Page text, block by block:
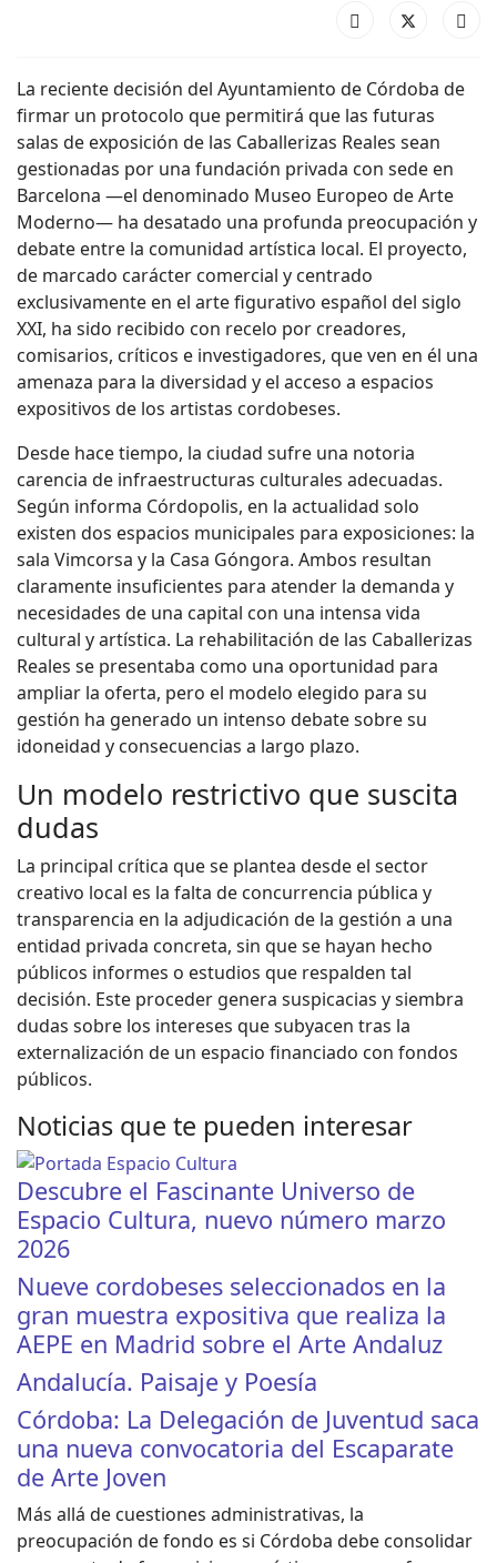
La reciente decisión del Ayuntamiento de Córdoba de
firmar un protocolo que permitirá que las futuras
salas de exposición de las Caballerizas Reales sean
gestionadas por una fundación privada con sede en
Barcelona —el denominado Museo Europeo de Arte
Moderno— ha desatado una profunda preocupación y
debate entre la comunidad artística local. El proyecto,
de marcado carácter comercial y centrado
exclusivamente en el arte figurativo español del siglo
XXI, ha sido recibido con recelo por creadores,
comisarios, críticos e investigadores, que ven en él una
amenaza para la diversidad y el acceso a espacios
expositivos de los artistas cordobeses.
Desde hace tiempo, la ciudad sufre una notoria
carencia de infraestructuras culturales adecuadas.
Según informa Córdopolis, en la actualidad solo
existen dos espacios municipales para exposiciones: la
sala Vimcorsa y la Casa Góngora. Ambos resultan
claramente insuficientes para atender la demanda y
necesidades de una capital con una intensa vida
cultural y artística. La rehabilitación de las Caballerizas
Reales se presentaba como una oportunidad para
ampliar la oferta, pero el modelo elegido para su
gestión ha generado un intenso debate sobre su
idoneidad y consecuencias a largo plazo.
Un modelo restrictivo que suscita
dudas
La principal crítica que se plantea desde el sector
creativo local es la falta de concurrencia pública y
transparencia en la adjudicación de la gestión a una
entidad privada concreta, sin que se hayan hecho
públicos informes o estudios que respalden tal
decisión. Este proceder genera suspicacias y siembra
dudas sobre los intereses que subyacen tras la
externalización de un espacio financiado con fondos
públicos.
Noticias que te pueden interesar
Descubre el Fascinante Universo de
Espacio Cultura, nuevo número marzo
2026
Nueve cordobeses seleccionados en la
gran muestra expositiva que realiza la
AEPE en Madrid sobre el Arte Andaluz
Andalucía. Paisaje y Poesía
Córdoba: La Delegación de Juventud saca
una nueva convocatoria del Escaparate
de Arte Joven
Más allá de cuestiones administrativas, la
preocupación de fondo es si Córdoba debe consolidar